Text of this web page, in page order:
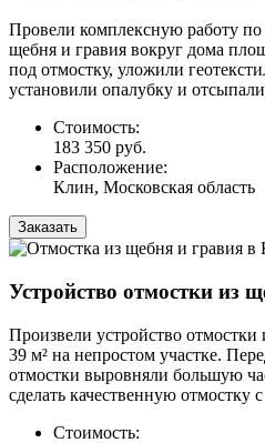
Провели комплексную работу по
щебня и гравия вокруг дома
под отмостку, уложили
установили опалубку и
Стоимость:
183 350 руб.
Расположение:
Клин, Московская область
Заказать
Устройство отмостки из
Произвели устройство
39 м² на непростом участке.
отмостки выровняли большую
сделать качественную отмостку
Стоимость: